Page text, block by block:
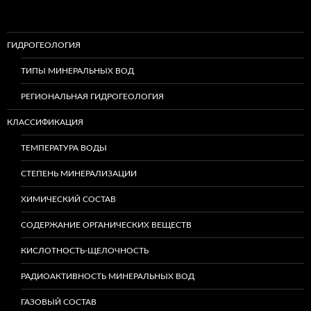
ГИДРОГЕОЛОГИЯ
ТИПЫ МИНЕРАЛЬНЫХ ВОД
РЕГИОНАЛЬНАЯ ГИДРОГЕОЛОГИЯ
КЛАССИФИКАЦИЯ
ТЕМПЕРАТУРА ВОДЫ
СТЕПЕНЬ МИНЕРАЛИЗАЦИИ
ХИМИЧЕСКИЙ СОСТАВ
СОДЕРЖАНИЕ ОРГАНИЧЕСКИХ ВЕЩЕСТВ
КИСЛОТНОСТЬ-ЩЕЛОЧНОСТЬ
РАДИОАКТИВНОСТЬ МИНЕРАЛЬНЫХ ВОД
ГАЗОВЫЙ СОСТАВ